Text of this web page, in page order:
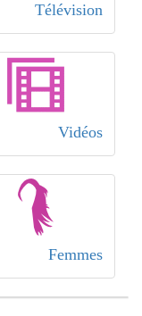
Télévision
Vidéos
Femmes